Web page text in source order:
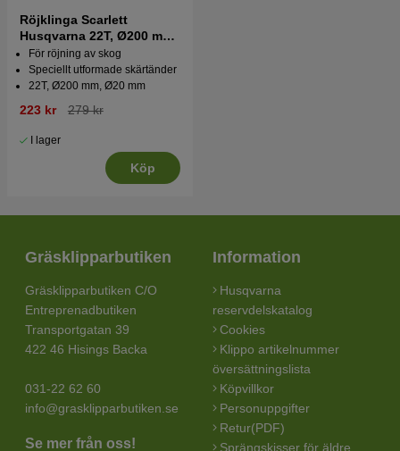
Röjklinga Scarlett
Husqvarna 22T, Ø200 mm,
Ø20 mm
För röjning av skog
Speciellt utformade skärtänder
22T, Ø200 mm, Ø20 mm
223 kr 279 kr
I lager
Köp
Gräsklipparbutiken
Gräsklipparbutiken C/O
Entreprenadbutiken
Transportgatan 39
422 46 Hisings Backa
031-22 62 60
info@grasklipparbutiken.se
Se mer från oss!
Information
Husqvarna
reservdelskatalog
Cookies
Klippo artikelnummer
översättningslista
Köpvillkor
Personuppgifter
Retur(PDF)
Sprängskisser för äldre